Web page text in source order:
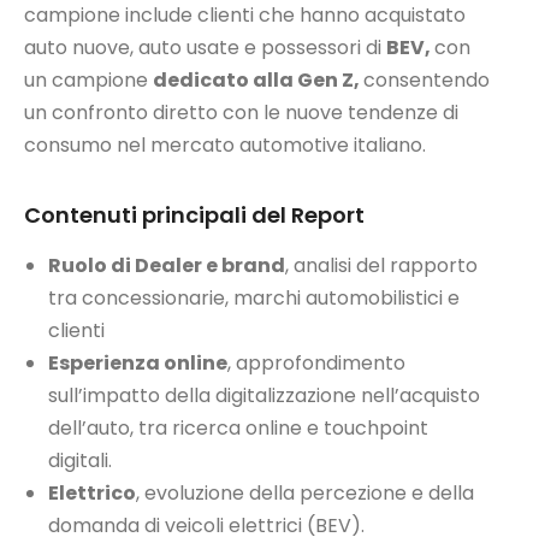
campione include clienti che hanno acquistato
auto nuove, auto usate e possessori di BEV,con
un campione dedicato alla Gen Z,consentendo
un confronto diretto con le nuove tendenze di
consumo nel mercato automotive italiano.
Contenuti principali del Report
Ruolo di Dealer e brand, analisi del rapporto
tra concessionarie, marchi automobilistici e
clienti
Esperienza online, approfondimento
sull’impatto della digitalizzazione nell’acquisto
dell’auto, tra ricerca online e touchpoint
digitali.
Elettrico, evoluzione della percezione e della
domanda di veicoli elettrici (BEV).